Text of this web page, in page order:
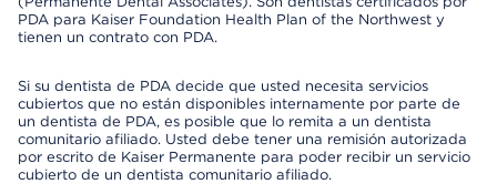
PDA para Kaiser Foundation Health Plan of the Northwest y
tienen un contrato con PDA.
Si su dentista de PDA decide que usted necesita servicios
cubiertos que no están disponibles internamente por parte de
un dentista de PDA, es posible que lo remita a un dentista
comunitario afiliado. Usted debe tener una remisión autorizada
por escrito de Kaiser Permanente para poder recibir un servicio
cubierto de un dentista comunitario afiliado.